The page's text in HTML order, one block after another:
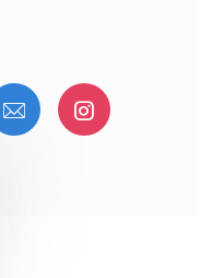
分享
通过电子邮件分享
通过
机器人通知